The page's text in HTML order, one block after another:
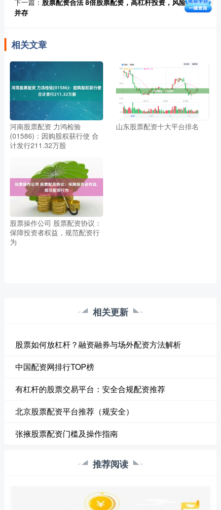
并存
相关文章
河南股票配资 力鸿检验
(01586)：因购股权获行使 合
计发行211.32万股
山东股票配资十大平台排名
股票操作公司 股票配资协议：
保障投资者权益，规范配资行
为
相关更新
股票如何放杠杆？融资融券与场外配资方法解析
中国配资网排行TOP榜
有杠杆的股票交易平台：安全合规配资推荐
北京股票配资平台推荐（规安全）
张掖股票配资门槛及操作指南
推荐阅读